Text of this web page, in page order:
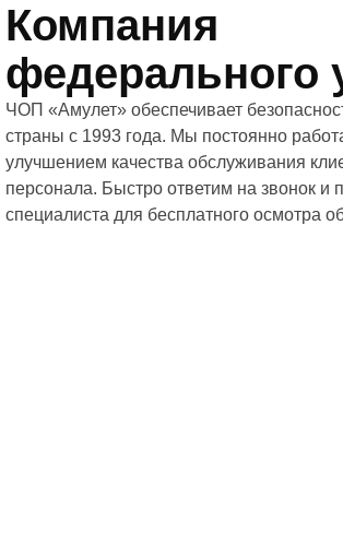
Компания
федерального
ЧОП «Амулет» обеспечивает
страны с 1993 года. Мы постоянно
улучшением качества обслуживания
персонала. Быстро ответим на звонок и
специалиста для бесплатного осмотра